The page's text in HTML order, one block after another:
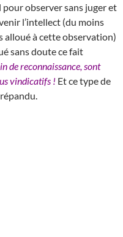
pour observer sans juger et
l’intellect (du moins
alloué à cette observation)
sans doute ce fait
de reconnaissance, sont
vindicatifs ! Et ce type de